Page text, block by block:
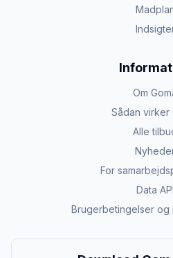
Om
Sådan virker
Alle
For
Data API
Brugerbetingelser og